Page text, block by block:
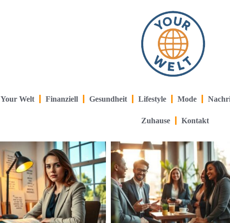
Your Welt Finanziell Gesundheit Lifestyle Mode
Zuhause Kontakt